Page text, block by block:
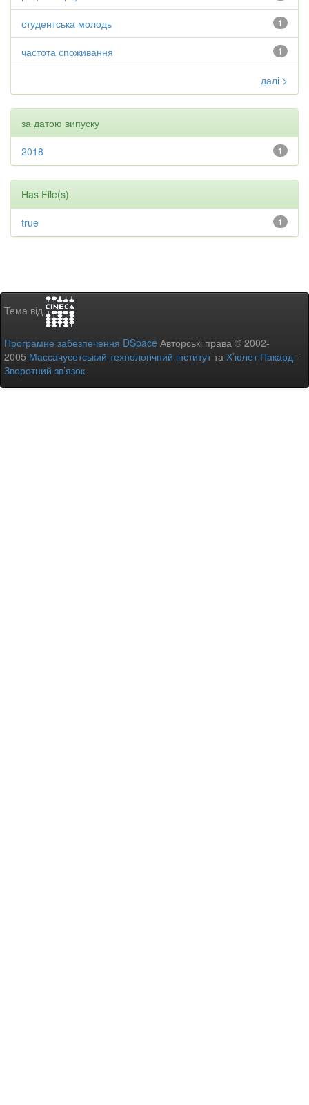
1
студентська молодь
1
частота споживання
далі >
за датою випуску
1
2018
Has File(s)
1
true
Тема від
Програмне забезпечення DSpace Авторські права © 2002-
2005 Массачусетський технологічний інститутта Х’юлет Пакард -
Зворотний зв’язок